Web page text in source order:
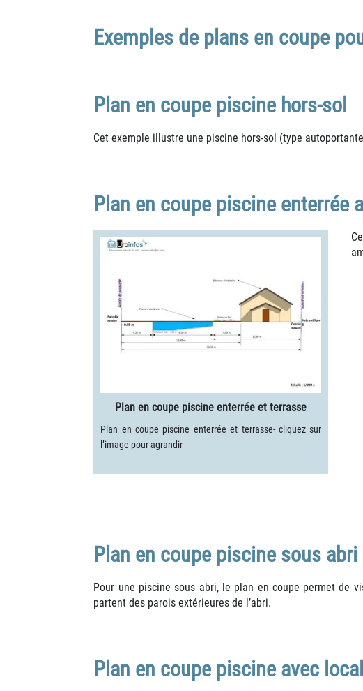
Exemples de plans en coupe
Plan en coupe piscine hors-sol
Cet exemple illustre une piscine hors-sol (type
Plan en coupe piscine enterrée
Plan en coupe piscine enterrée et terrasse
Plan en coupe piscine enterrée et terrasse- cliquez sur
l’image pour agrandir
Plan en coupe piscine sous abri
Pour une piscine sous abri, le plan en coupe permet de
partent des parois extérieures de l’abri.
Plan en coupe piscine avec